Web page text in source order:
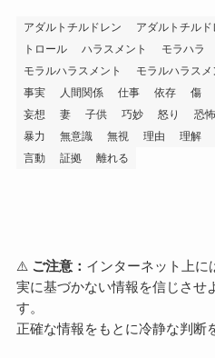
アダルトチルドレン アダルトチル
トロール
ハラスメント モラハラ
モラルハラスメント
モラルハラス
事実
人間関係 仕事 依存 傷
妄想
妻 子供 巧妙 怒り 恐怖
暴力
無意識 無視 理由 理解
言動
証拠 離れる
⚠️ ご注意： インターネット上に
実に基づかない情報を信じさせ
す。
正確な情報をもとに冷静な判断